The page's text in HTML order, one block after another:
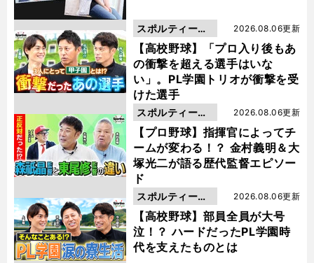
【高校野球】「プロ入り後もあ
の衝撃を超える選手はいな
い」。PL学園トリオが衝撃を受
けた選手
2026.08.06更新
スポルティーバ
動画
【プロ野球】指揮官によってチ
ームが変わる！？ 金村義明＆大
塚光二が語る歴代監督エピソー
ド
2026.08.06更新
スポルティーバ
動画
【高校野球】部員全員が大号
泣！？ ハードだったPL学園時
代を支えたものとは
2026.08.06更新
スポルティーバ
動画